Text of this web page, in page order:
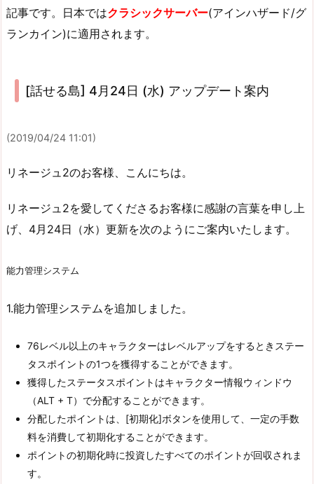
記事です。日本ではクラシックサーバー(アインハザード/グ
ランカイン)に適用されます。
[話せる島] 4月24日 (水) アップデート案内
(2019/04/24 11:01)
リネージュ2のお客様、こんにちは。
リネージュ2を愛してくださるお客様に感謝の言葉を申し上
げ、4月24日（水）更新を次のようにご案内いたします。
能力管理システム
1.能力管理システムを追加しました。
76レベル以上のキャラクターはレベルアップをするときステー
タスポイントの1つを獲得することができます。
獲得したステータスポイントはキャラクター情報ウィンドウ
（ALT + T）で分配することができます。
分配したポイントは、[初期化]ボタンを使用して、一定の手数
料を消費して初期化することができます。
ポイントの初期化時に投資したすべてのポイントが回収されま
す。